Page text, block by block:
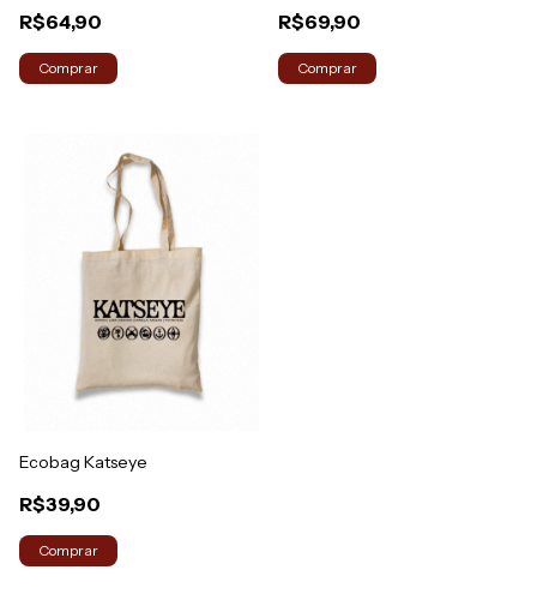
R$64,90
Comprar
R$69,90
Comprar
Ecobag Katseye
R$39,90
Comprar